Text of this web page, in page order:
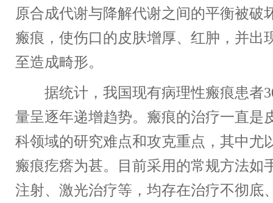
原合成代谢与降解代谢之间的平衡被破
瘢痕，使伤口的皮肤增厚、红肿，并出
至造成畸形。
据统计，我国现有病理性瘢痕患者
量呈逐年递增趋势。瘢痕的治疗一直是
科领域的研究难点和攻克重点，其中尤
瘢痕疙瘩为甚。目前采用的常规方法如
注射、激光治疗等，均存在治疗不彻底